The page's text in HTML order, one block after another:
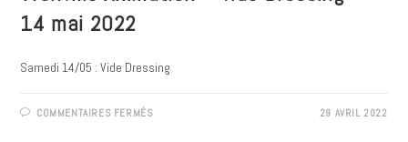
14 mai 2022
Samedi 14/05 : Vide Dressing
COMMENTAIRES FERMÉSSUR 29 AVRIL 2022